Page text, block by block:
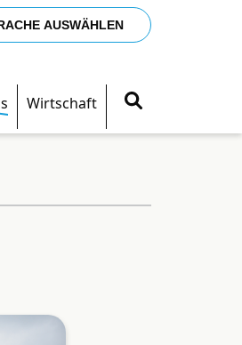
AUSWÄHLEN
Wirtschaft